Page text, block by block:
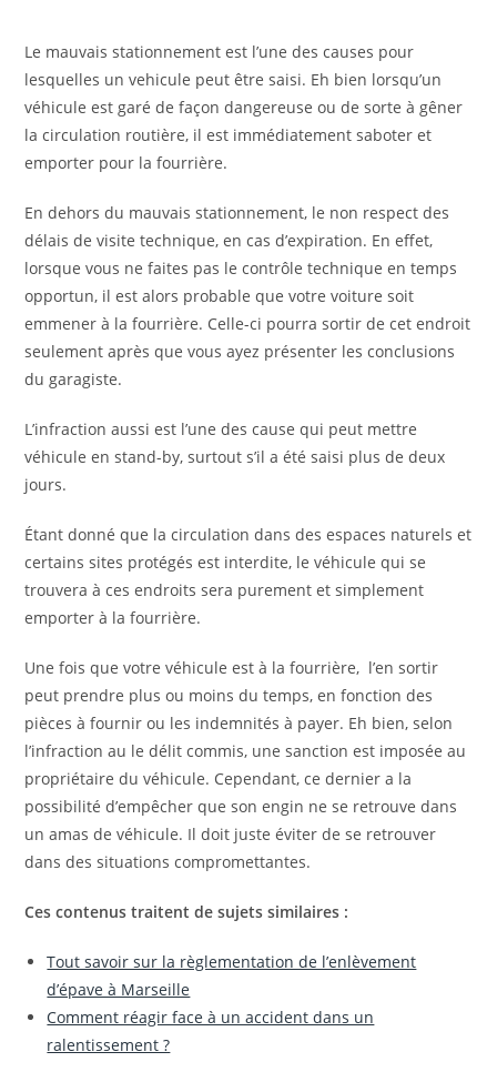
Le mauvais stationnement est l’une des causes pour
lesquelles un vehicule peut être saisi. Eh bien lorsqu’un
véhicule est garé de façon dangereuse ou de sorte à gêner
la circulation routière, il est immédiatement saboter et
emporter pour la fourrière.
En dehors du mauvais stationnement, le non respect des
délais de visite technique, en cas d’expiration. En effet,
lorsque vous ne faites pas le contrôle technique en temps
opportun, il est alors probable que votre voiture soit
emmener à la fourrière. Celle-ci pourra sortir de cet endroit
seulement après que vous ayez présenter les conclusions
du garagiste.
L’infraction aussi est l’une des cause qui peut mettre
véhicule en stand-by, surtout s’il a été saisi plus de deux
jours.
Étant donné que la circulation dans des espaces naturels et
certains sites protégés est interdite, le véhicule qui se
trouvera à ces endroits sera purement et simplement
emporter à la fourrière.
Une fois que votre véhicule est à la fourrière, l’en sortir
peut prendre plus ou moins du temps, en fonction des
pièces à fournir ou les indemnités à payer. Eh bien, selon
l’infraction au le délit commis, une sanction est imposée au
propriétaire du véhicule. Cependant, ce dernier a la
possibilité d’empêcher que son engin ne se retrouve dans
un amas de véhicule. Il doit juste éviter de se retrouver
dans des situations compromettantes.
Ces contenus traitent de sujets similaires :
Tout savoir sur la règlementation de l’enlèvement
d’épave à Marseille
Comment réagir face à un accident dans un
ralentissement ?